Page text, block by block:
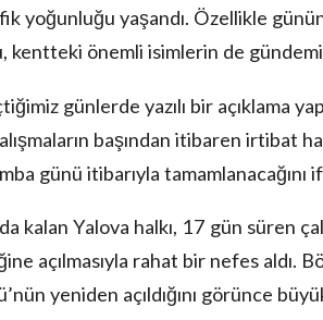
yoğunluğu yaşandı. Özellikle
kentteki önemli isimlerin de
günlerde yazılı bir açıklama
başından itibaren irtibat
günü itibarıyla tamamlanacağını
kalan Yalova halkı, 17 gün süren
açılmasıyla rahat bir nefes aldı.
yeniden açıldığını görünce